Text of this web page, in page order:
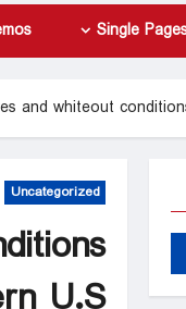
Single
and whiteout
Uncategorized